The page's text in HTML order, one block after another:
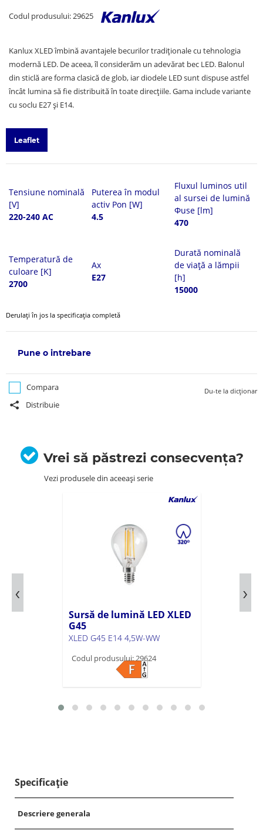
Codul produsului: 29625
Kanlux XLED îmbină avantajele becurilor tradiționale cu tehnologia
modernă LED. De aceea, îl considerăm un adevărat bec LED. Balonul
din sticlă are forma clasică de glob, iar diodele LED sunt dispuse astfel
încât lumina să fie distribuită în toate direcțiile. Gama include variante
cu soclu E27 și E14.
Leaflet
Tensiune nominală
[V]
220-240 AC
Puterea în modul
activ Pon [W]
4.5
Fluxul luminos util
al sursei de lumină
Φuse [lm]
470
Temperatură de
culoare [K]
2700
Ax
E27
Durată nominală
de viață a lămpii
[h]
15000
Derulați în jos la specificația completă
Pune o intrebare
Compara
Distribuie
Du-te la dicționar
Vrei să păstrezi consecvența?
Vezi produsele din aceeași serie
Sursă de lumină LED XLED
G45
XLED G45 E14 4,5W-WW
Codul produsului: 29624
Specificație
Descriere generala